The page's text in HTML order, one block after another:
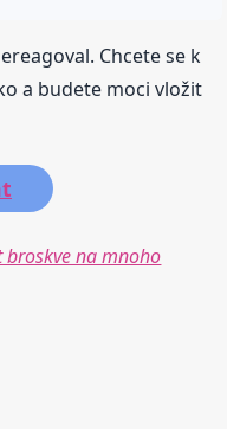
Chcete se k
a budete moci vložit
broskve na mnoho